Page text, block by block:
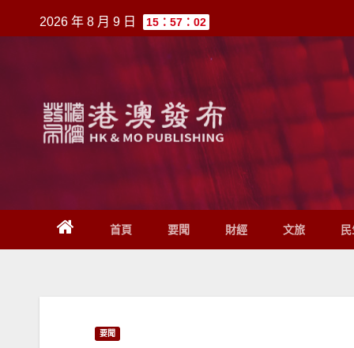
至
2026 年 8 月 9 日 15：57：02
首頁 要聞 財經 文旅
要聞